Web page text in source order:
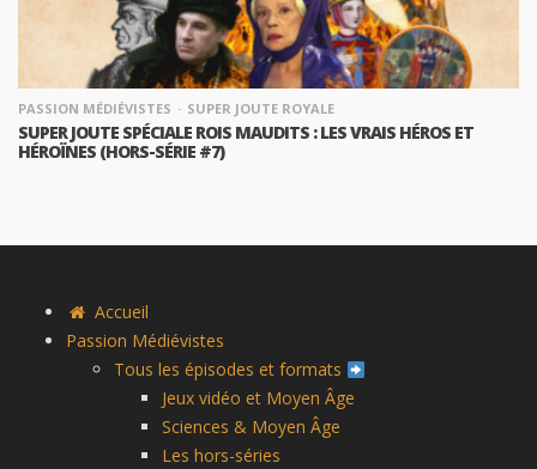
PASSION MÉDIÉVISTES SUPER JOUTE ROYALE
SUPER JOUTE SPÉCIALE ROIS MAUDITS : LES VRAIS HÉROS ET
HÉROÏNES (HORS-SÉRIE #7)
Accueil
Passion Médiévistes
Tous les épisodes et formats
Jeux vidéo et Moyen Âge
Sciences & Moyen Âge
Les hors-séries